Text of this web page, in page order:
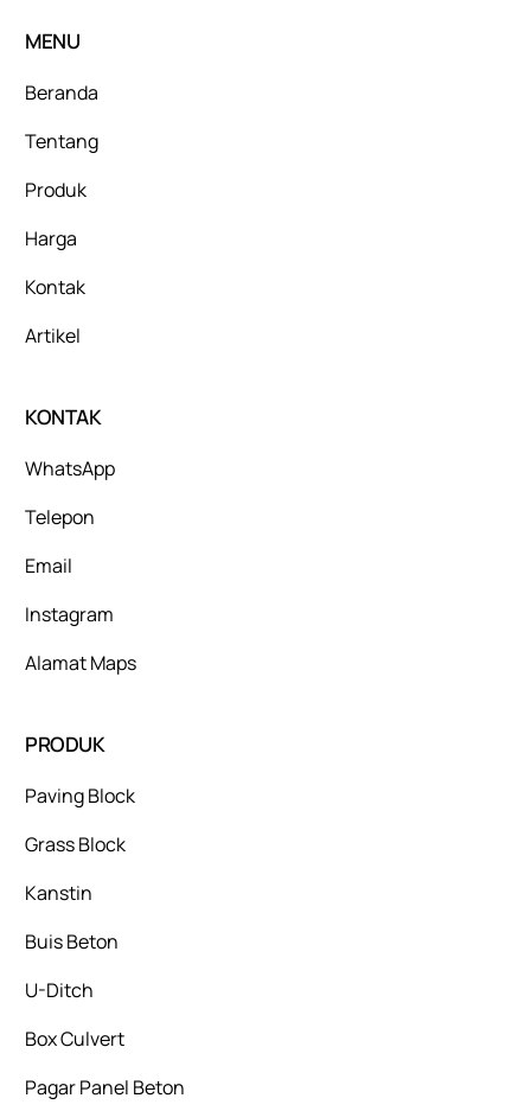
MENU
Beranda
Tentang
Produk
Harga
Kontak
Artikel
KONTAK
WhatsApp
Telepon
Email
Instagram
Alamat Maps
PRODUK
Paving Block
Grass Block
Kanstin
Buis Beton
U-Ditch
Box Culvert
Pagar Panel Beton